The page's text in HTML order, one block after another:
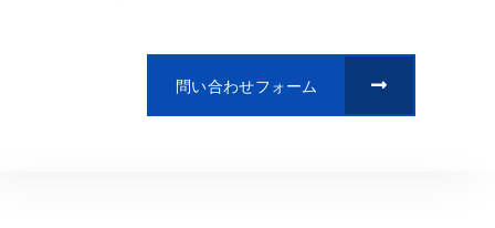
問い合わせフォーム